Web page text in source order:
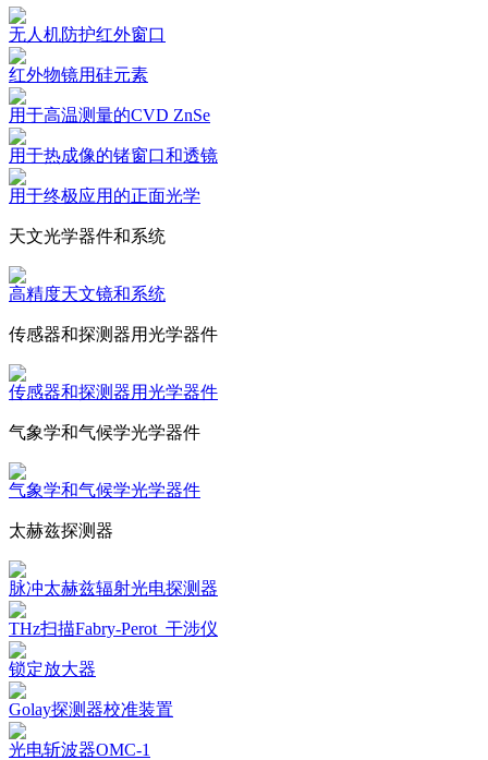
无人机防护红外窗口
红外物镜用硅元素
用于高温测量的CVD ZnSe
用于热成像的锗窗口和透镜
用于终极应用的正面光学
天文光学器件和系统
高精度天文镜和系统
传感器和探测器用光学器件
传感器和探测器用光学器件
气象学和气候学光学器件
气象学和气候学光学器件
太赫兹探测器
脉冲太赫兹辐射光电探测器
THz扫描Fabry-Perot_干涉仪
锁定放大器
Golay探测器校准装置
光电斩波器OMC-1